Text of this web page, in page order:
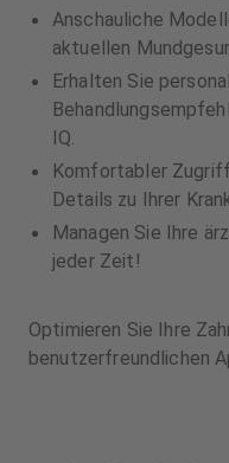
Anschauliche
aktuellen
Erhalten Sie
IQ.
Komfortabler
Details zu Ihrer
Managen Sie Ihre
jeder Zeit!
Optimieren Sie Ihre
benutzerfreundlichen